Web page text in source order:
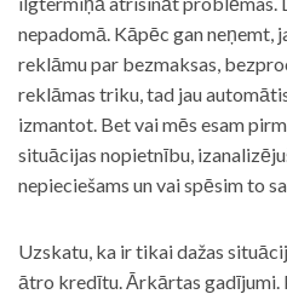
nepadomā. Kāpēc gan neņemt,
reklāmu par bezmaksas,
reklāmas triku, tad jau
izmantot. Bet vai mēs esam
situācijas nopietnību,
nepieciešams un vai spēsim to
Uzskatu, ka ir tikai dažas
ātro kredītu. Ārkārtas gadījumi.